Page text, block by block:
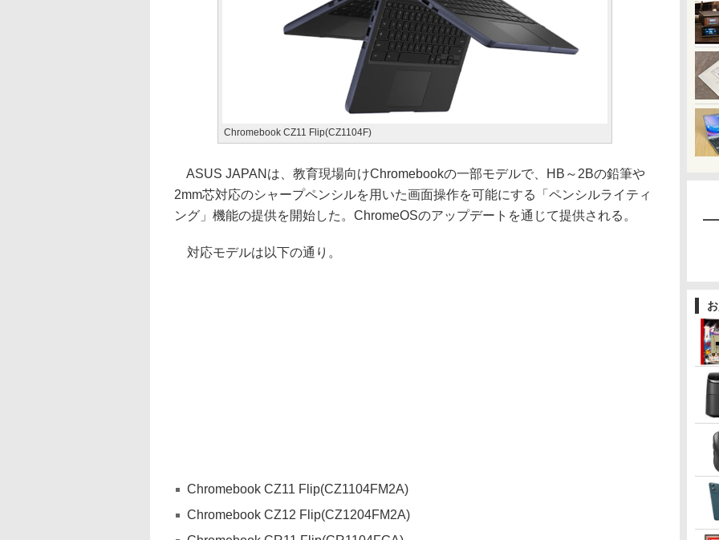
Chromebook CZ11 Flip(CZ1104F)
ASUS JAPANは、教育現場向けChromebookの一部モデルで、HB～2Bの鉛筆や
2mm芯対応のシャープペンシルを用いた画面操作を可能にする「ペンシルライティ
ング」機能の提供を開始した。ChromeOSのアップデートを通じて提供される。
対応モデルは以下の通り。
Chromebook CZ11 Flip(CZ1104FM2A)
Chromebook CZ12 Flip(CZ1204FM2A)